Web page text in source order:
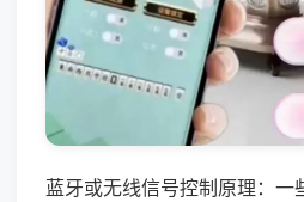
蓝牙或无线信号控制原理：一